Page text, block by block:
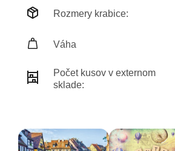
Rozmery krabice:
Váha
Počet kusov v externom
sklade: